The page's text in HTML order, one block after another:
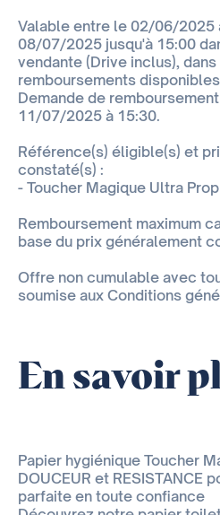
Valable entre le 02/06/2025
08/07/2025 jusqu'à 15:00
vendante (Drive inclus),
remboursements
Demande de
11/07/2025 à 15:30.
Référence(s) éligible(s) et
constaté(s) :
- Toucher Magique Ultra
Remboursement maximum
base du prix généralement
Offre non cumulable avec
soumise aux Conditions
En savoir
Papier hygiénique Toucher
DOUCEUR et RESISTANCE
parfaite en toute confiance